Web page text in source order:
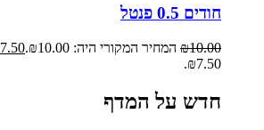
חודים 0.5 פנטל
₪10.00 המחיר המקורי היה: ₪10.00. 7.50
₪7.50.
חדש על המדף